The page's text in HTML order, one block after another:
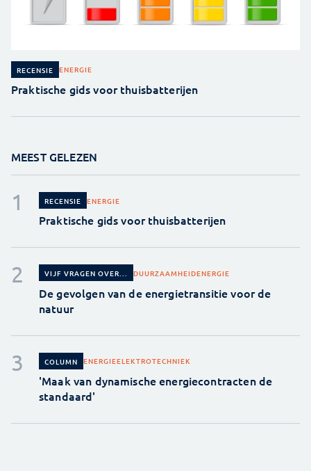
RECENSIE ENERGIE
Praktische gids voor thuisbatterijen
MEEST GELEZEN
RECENSIE ENERGIE
Praktische gids voor thuisbatterijen
VIJF VRAGEN OVER... DUURZAAMHEIDENERGIE
De gevolgen van de energietransitie voor de
natuur
COLUMN ENERGIEELEKTROTECHNIEK
'Maak van dynamische energiecontracten de
standaard'